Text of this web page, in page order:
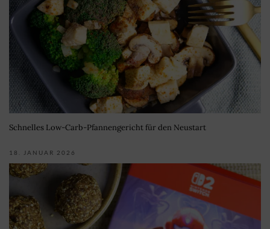
Schnelles Low-Carb-Pfannengericht für den Neustart
18. JANUAR 2026